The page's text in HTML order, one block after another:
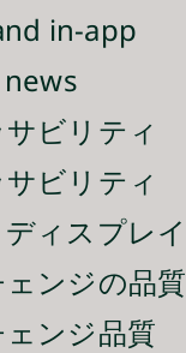
in-app
ビリティ
ビリティ
ィスプレイ
ンジの品質
ンジ品質